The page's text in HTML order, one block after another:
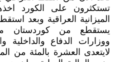
الميزانية العراقية وبعد
يستقطع من كوردستان
ووزارات الدفاع والداخلية
لايتعدى العشرة بالمئة من